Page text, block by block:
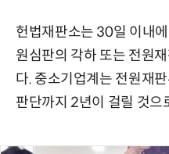
헌법재판소는 30일 이내
원심판의 각하 또는 전원
다. 중소기업계는 전원재
판단까지 2년이 걸릴 것으